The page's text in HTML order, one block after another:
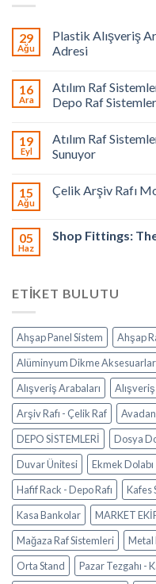
29
Ağu
Plastik Alışveriş
Adresi
16
Ara
Atılım Raf
Depo Raf
19
Eyl
Atılım Raf
Sunuyor
15
Ağu
Çelik Arşiv Rafı
05
Haz
Shop Fittings:
ETIKET BULUTU
Ahşap Panel Sistem Ahşap
Alüminyum Dikme
Alışveriş Arabaları
Arşiv Rafı - Çelik Raf
DEPO SİSTEMLERİ
Dosya
Duvar Ünitesi
Ekmek Dolabı
Hafif Rack - Depo Rafı
Kafes
Kasa Bankolar
MARKET
Mağaza Raf Sistemleri
Metal
Orta Stand
Pazar Tezgahı -